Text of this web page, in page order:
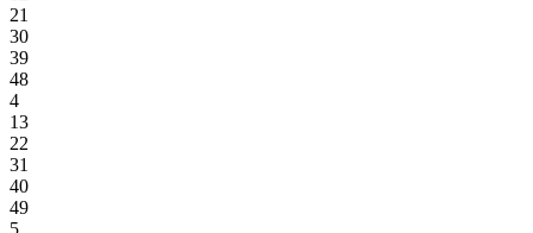
21
30
39
48
4
13
22
31
40
49
5